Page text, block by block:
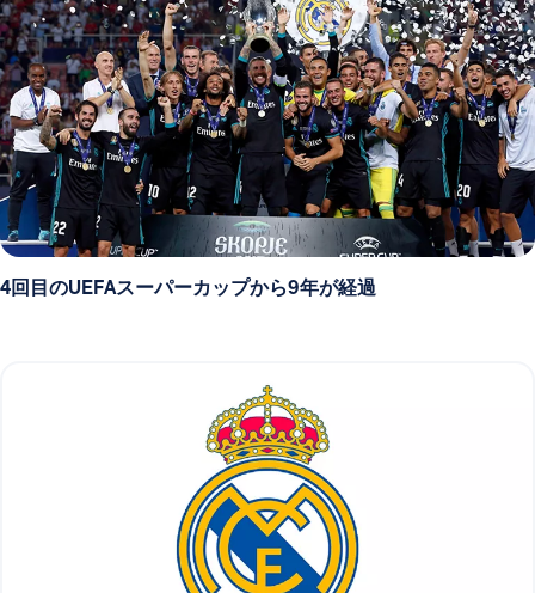
4回目のUEFAスーパーカップから9年が経過